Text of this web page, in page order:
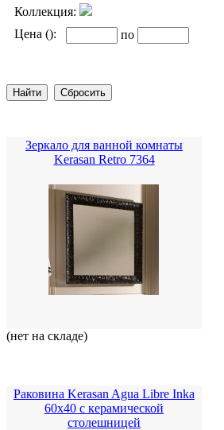
Коллекция:
Цена ():
по
Зеркало для ванной комнаты
Kerasan Retro 7364
(нет на складе)
Раковина Kerasan Agua Libre Inka
60x40 с керамической
столешницей